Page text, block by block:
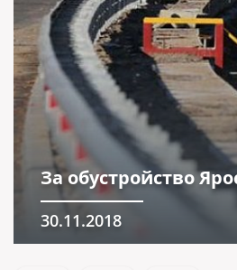
За обустройство
30.11.2018